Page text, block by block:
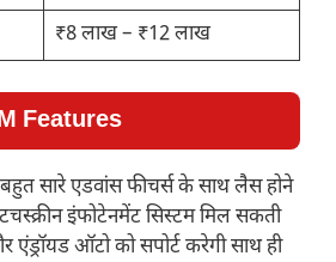
₹8 लाख – ₹12 लाख
Features
सारे एडवांस फीचर्स के साथ लैस होने
इंफोटेनमेंट सिस्टम मिल सकती
ऑटो को सपोर्ट करेगी साथ ही